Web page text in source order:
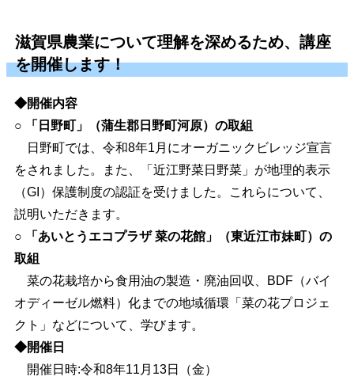
滋賀県農業について理解を深めるため、講座
を開催します！
◆開催内容
○
「日野町」（蒲生郡日野町河原）の取組
日野町では、令和8年1月にオーガニックビレッジ宣言
をされました。また、「近江野菜日野菜」が地理的表示
（GI ）保護制度の認証を受けました。これらについて、
説明いただきます。
○
「あいとうエコプラザ 菜の花館」（東近江市妹町）の
取組
菜の花栽培から食用油の製造・廃油回収、
BDF （バイ
オディーゼル燃料）化までの地域循環「菜の花プロジェ
クト」などについて、学びます。
◆開催日
開催日時:令和8年11月13日（金）